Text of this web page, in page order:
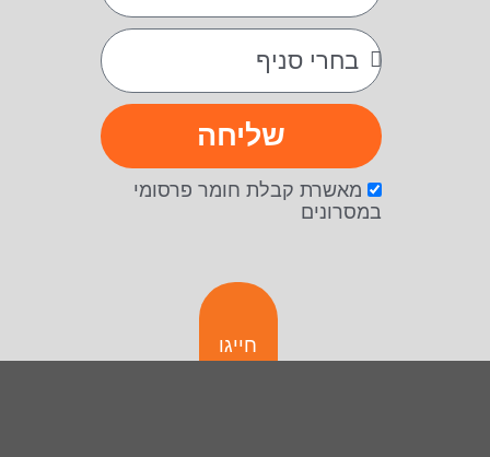
מאשרת קבלת חומר פרסומי
במסרונים
שליחה
חייגו